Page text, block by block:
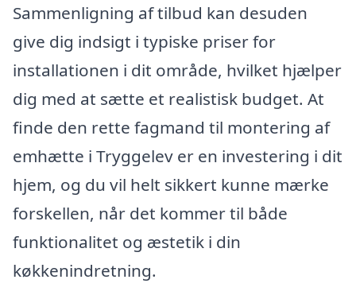
Sammenligning af tilbud kan desuden
give dig indsigt i typiske priser for
installationen i dit område, hvilket hjælper
dig med at sætte et realistisk budget. At
finde den rette fagmand til montering af
emhætte i Tryggelev er en investering i dit
hjem, og du vil helt sikkert kunne mærke
forskellen, når det kommer til både
funktionalitet og æstetik i din
køkkenindretning.